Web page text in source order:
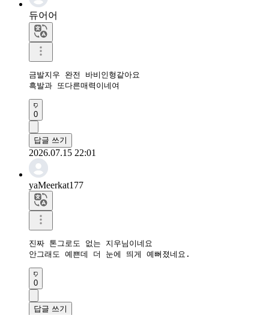
듀어어
금발지우 완전 바비인형같아요
흑발과 또다른매력이네여
0
답글 쓰기
2026.07.15 22:01
yaMeerkat177
진짜 톤그로도 없는 지우님이네요
안그래도 예쁜데 더 눈에 띄게 예뻐졌네요.
0
답글 쓰기